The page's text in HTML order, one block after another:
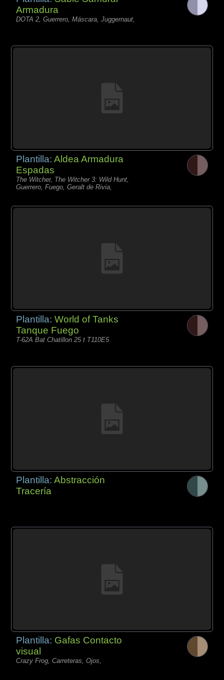
Armadura
DOTA 2, Guerrero, Máscara, Juggernaut,
Plantilla:Aldea Armadura
Espadas
The Witcher, The Witcher 3: Wild Hunt,
Guerrero, Fuego, Geralt de Rivia,
Plantilla:World of Tanks
Tanque Fuego
T-62A Bat Chatillon 25 t T110E5
Plantilla:Abstracción
Tracería
Plantilla: Gafas Contacto
visual
Crazy Frog, Carreteras, Ojos,